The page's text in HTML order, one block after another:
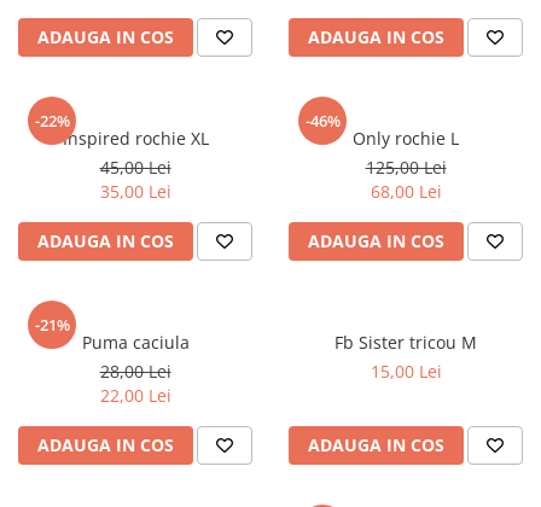
Fuste
Hanorace
Lenjerii si pijamale
Pantaloni
Pulovere
Rochii
Sacouri si Costume
Salopete
Sport
Pulovere
sport
Tricouri si maiouri
Pantaloni scurti
Rochii&Fuste/Sacouri
Salopete
veste
ADAUGA IN COS ADAUGA IN COS
-22%
Inspired rochie XL
45,00 Lei
35,00 Lei
ADAUGA IN COS
-46%
Only rochie L
125,00 Lei
68,00 Lei
ADAUGA IN COS
-21%
Puma caciula
28,00 Lei
22,00 Lei
ADAUGA IN COS
Fb Sister tricou M
15,00 Lei
ADAUGA IN COS